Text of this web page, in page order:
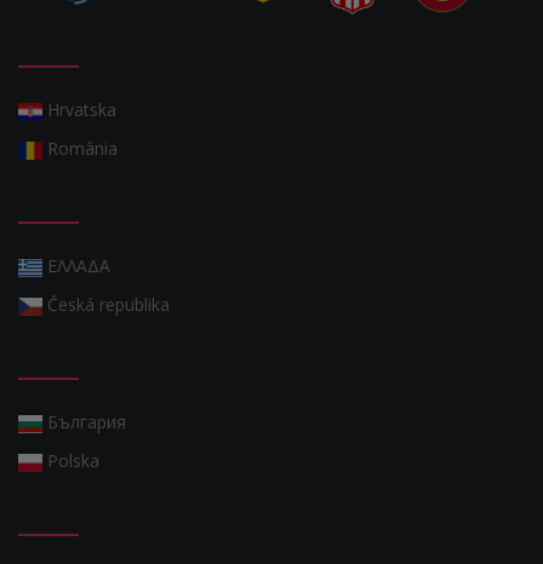
Hrvatska
România
ΕΛΛΑΔΑ
Česká republika
България
Polska